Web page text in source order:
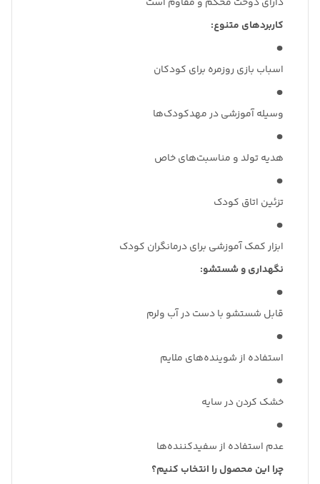
کاربردهای متنوع:
اسباب بازی روزمره برای کودکان
وسیله آموزشی در مهدکودک‌ها
هدیه تولد و مناسبت‌های خاص
تزئین اتاق کودک
ابزار کمک آموزشی برای درمانگران کودک
نگهداری و شستشو:
قابل شستشو با دست در آب ولرم
استفاده از شوینده‌های ملایم
خشک کردن در سایه
عدم استفاده از سفیدکننده‌ها
چرا این محصول را انتخاب کنیم؟